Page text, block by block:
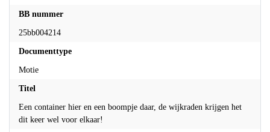
BB nummer
25bb004214
Documenttype
Motie
Titel
Een container hier en een boompje daar, de wijkraden krijgen het
dit keer wel voor elkaar!